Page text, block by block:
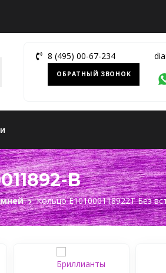
8 (495) 00-67-234
ОБРАТНЫЙ ЗВОНОК
B
Кольцо Е101000118922Т Без